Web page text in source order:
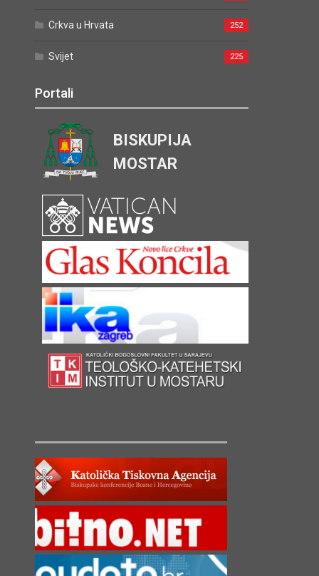
Crkva u Hrvata 252
Svijet 225
Portali
BISKUPIJA
MOSTAR